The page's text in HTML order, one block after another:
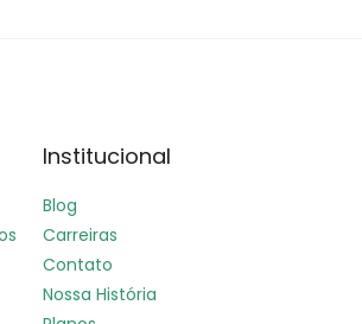
Institucional
Blog
Carreiras
Contato
Nossa História